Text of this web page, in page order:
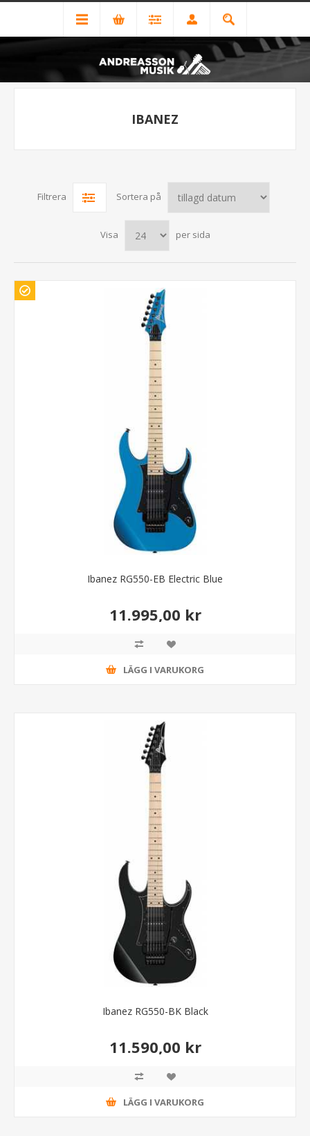
IBANEZ
Filtrera Sortera på
Visa per sida
Ibanez RG550-EB Electric Blue
11.995,00 kr
LÄGG I VARUKORG
Ibanez RG550-BK Black
11.590,00 kr
LÄGG I VARUKORG